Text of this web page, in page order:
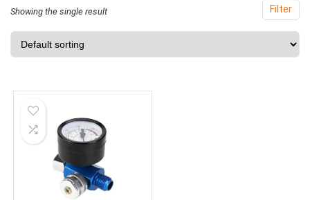
Filter
Showing the single result